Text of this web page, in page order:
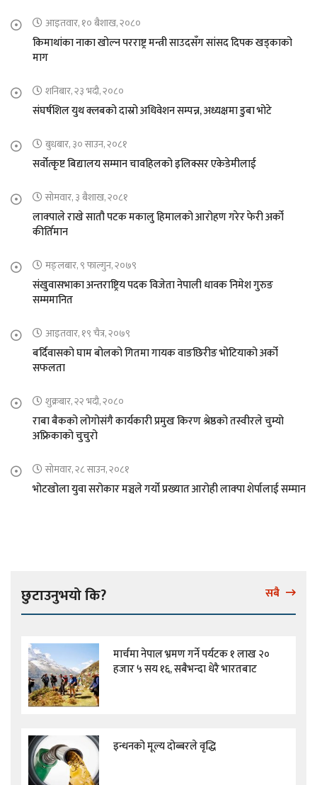
आइतवार, १० बैशाख, २०८०
किमाथांका नाका खोल्न परराष्ट्र मन्त्री साउदसँग सांसद दिपक खड्काको
माग
शनिबार, २३ भदौ, २०८०
संघर्षशिल युथ क्लबको दास्रो अधिवेशन सम्पन्न, अध्यक्षमा डुबा भोटे
बुधबार, ३० साउन, २०८१
सर्वोत्कृष्ट बिद्यालय सम्मान चावहिलको इलिक्सर एकेडेमीलाई
सोमवार, ३ बैशाख, २०८१
लाक्पाले राखे सातौ पटक मकालु हिमालको आरोहण गरेर फेरी अर्को
कीर्तिमान
मङ्लबार, ९ फाल्गुन, २०७९
संखुवासभाका अन्तराष्ट्रिय पदक विजेता नेपाली धावक निमेश गुरुङ
सम्ममानित
आइतवार, १९ चैत्र, २०७९
बर्दिवासको घाम बोलको गितमा गायक वाङछिरीङ भोटियाको अर्को
सफलता
शुक्रबार, २२ भदौ, २०८०
राबा बैकको लोगोसंगै कार्यकारी प्रमुख किरण श्रेष्ठको तस्वीरले चुम्यो
अफ्रिकाको चुचुरो
सोमवार, २८ साउन, २०८१
भोटखोला युवा सरोकार मञ्चले गर्यो प्रख्यात आरोही लाक्पा शेर्पालाई सम्मान
छुटाउनुभयो कि? सबै
मार्चमा नेपाल भ्रमण गर्ने पर्यटक १ लाख २०
हजार ५ सय १६, सबैभन्दा धेरै भारतबाट
इन्धनको मूल्य दोब्बरले वृद्धि